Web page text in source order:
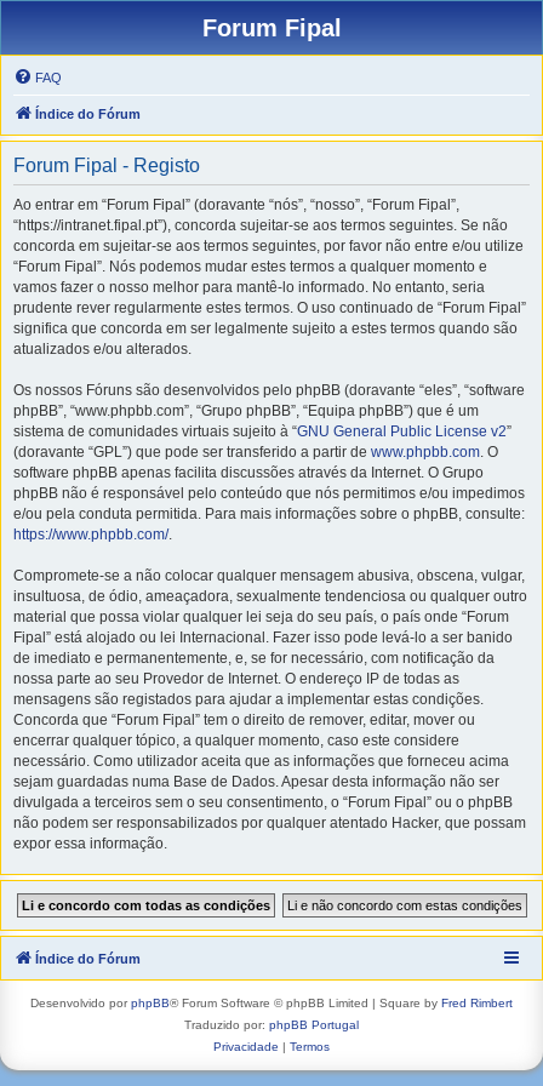
Forum Fipal
FAQ
Índice do Fórum
Forum Fipal - Registo
Ao entrar em “Forum Fipal” (doravante “nós”, “nosso”, “Forum Fipal”,
“https://intranet.fipal.pt”), concorda sujeitar-se aos termos seguintes. Se não
concorda em sujeitar-se aos termos seguintes, por favor não entre e/ou utilize
“Forum Fipal”. Nós podemos mudar estes termos a qualquer momento e
vamos fazer o nosso melhor para mantê-lo informado. No entanto, seria
prudente rever regularmente estes termos. O uso continuado de “Forum Fipal”
significa que concorda em ser legalmente sujeito a estes termos quando são
atualizados e/ou alterados.
Os nossos Fóruns são desenvolvidos pelo phpBB (doravante “eles”, “software
phpBB”, “www.phpbb.com”, “Grupo phpBB”, “Equipa phpBB”) que é um
sistema de comunidades virtuais sujeito à “GNU General Public License v2”
(doravante “GPL”) que pode ser transferido a partir de www.phpbb.com. O
software phpBB apenas facilita discussões através da Internet. O Grupo
phpBB não é responsável pelo conteúdo que nós permitimos e/ou impedimos
e/ou pela conduta permitida. Para mais informações sobre o phpBB, consulte:
https://www.phpbb.com/.
Compromete-se a não colocar qualquer mensagem abusiva, obscena, vulgar,
insultuosa, de ódio, ameaçadora, sexualmente tendenciosa ou qualquer outro
material que possa violar qualquer lei seja do seu país, o país onde “Forum
Fipal” está alojado ou lei Internacional. Fazer isso pode levá-lo a ser banido
de imediato e permanentemente, e, se for necessário, com notificação da
nossa parte ao seu Provedor de Internet. O endereço IP de todas as
mensagens são registados para ajudar a implementar estas condições.
Concorda que “Forum Fipal” tem o direito de remover, editar, mover ou
encerrar qualquer tópico, a qualquer momento, caso este considere
necessário. Como utilizador aceita que as informações que forneceu acima
sejam guardadas numa Base de Dados. Apesar desta informação não ser
divulgada a terceiros sem o seu consentimento, o “Forum Fipal” ou o phpBB
não podem ser responsabilizados por qualquer atentado Hacker, que possam
expor essa informação.
Índice do Fórum
Desenvolvido porphpBB® Forum Software © phpBB Limited | Square by Fred Rimbert
Traduzido por: phpBB Portugal
Privacidade | Termos